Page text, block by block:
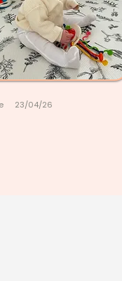
23/04/26